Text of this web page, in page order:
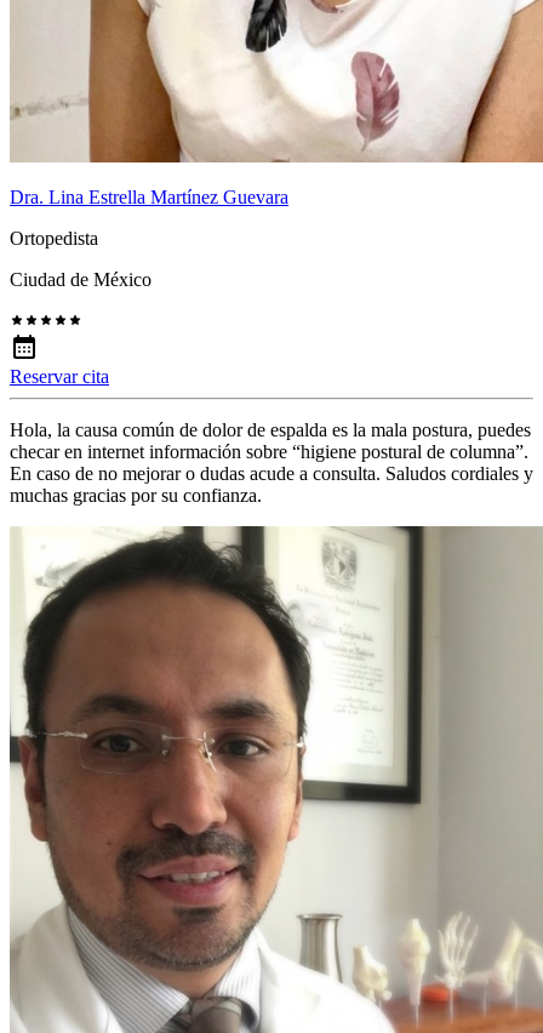
Dra. Lina Estrella Martínez Guevara
Ortopedista
Ciudad de México
Reservar cita
Hola, la causa común de dolor de espalda es la mala postura, puedes
checar en internet información sobre “higiene postural de columna”.
En caso de no mejorar o dudas acude a consulta. Saludos cordiales y
muchas gracias por su confianza.